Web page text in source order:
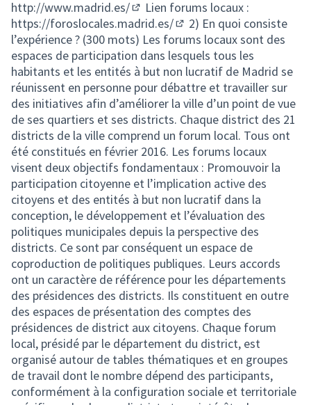
http://www.madrid.es/
(External link)
Lien forums locaux :
https://foroslocales.madrid.es/
(External link)
2) En quoi consiste
l’expérience ? (300 mots) Les forums locaux sont des
espaces de participation dans lesquels tous les
habitants et les entités à but non lucratif de Madrid se
réunissent en personne pour débattre et travailler sur
des initiatives afin d’améliorer la ville d’un point de vue
de ses quartiers et ses districts. Chaque district des 21
districts de la ville comprend un forum local. Tous ont
été constitués en février 2016. Les forums locaux
visent deux objectifs fondamentaux : Promouvoir la
participation citoyenne et l’implication active des
citoyens et des entités à but non lucratif dans la
conception, le développement et l’évaluation des
politiques municipales depuis la perspective des
districts. Ce sont par conséquent un espace de
coproduction de politiques publiques. Leurs accords
ont un caractère de référence pour les départements
des présidences des districts. Ils constituent en outre
des espaces de présentation des comptes des
présidences de district aux citoyens. Chaque forum
local, présidé par le département du district, est
organisé autour de tables thématiques et en groupes
de travail dont le nombre dépend des participants,
conformément à la configuration sociale et territoriale